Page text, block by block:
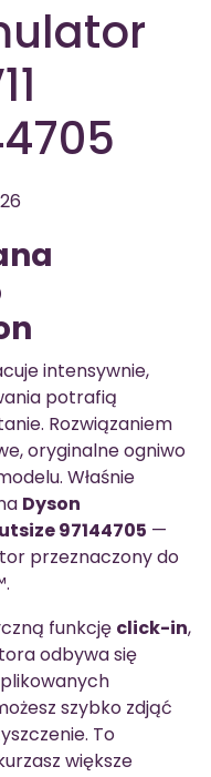
intensywnie,
potrafią
Rozwiązaniem
oryginalne ogniwo
Właśnie
Dyson
97144705 —
przeznaczony do
funkcję click-in,
odbywa się
szybko zdjąć
To
większe